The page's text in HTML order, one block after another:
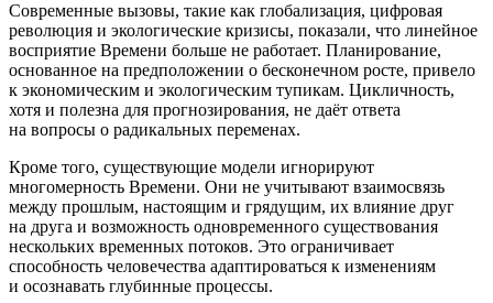
Современные вызовы, такие как глобализация, цифровая
революция и экологические кризисы, показали, что линейное
восприятие Времени больше не работает. Планирование,
основанное на предположении о бесконечном росте, привело
к экономическим и экологическим тупикам. Цикличность,
хотя и полезна для прогнозирования, не даёт ответа
на вопросы о радикальных переменах.
Кроме того, существующие модели игнорируют
многомерность Времени. Они не учитывают взаимосвязь
между прошлым, настоящим и грядущим, их влияние друг
на друга и возможность одновременного существования
нескольких временных потоков. Это ограничивает
способность человечества адаптироваться к изменениям
и осознавать глубинные процессы.